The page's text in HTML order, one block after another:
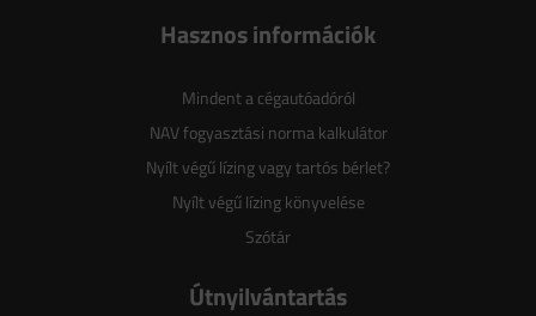
Hasznos információk
Mindent a cégautóadóról
NAV fogyasztási norma kalkulátor
Nyílt végű lízing vagy tartós bérlet?
Nyílt végű lízing könyvelése
Szótár
Útnyilvántartás